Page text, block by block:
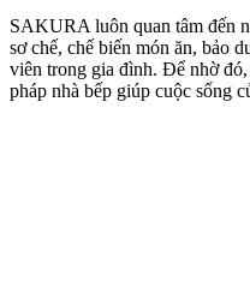
SAKURA luôn quan tâm đến
sơ chế, chế biến món ăn, bảo
viên trong gia đình. Để nhờ
pháp nhà bếp giúp cuộc sống